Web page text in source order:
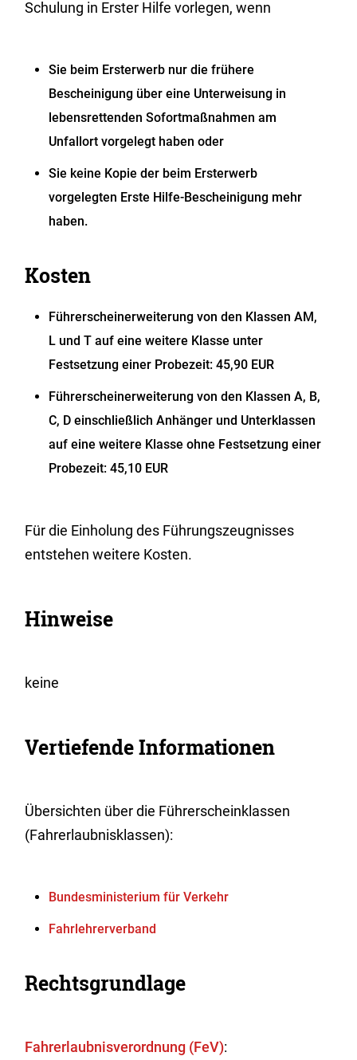
Schulung in Erster Hilfe vorlegen, wenn
Sie beim Ersterwerb nur die frühere
Bescheinigung über eine Unterweisung in
lebensrettenden Sofortmaßnahmen am
Unfallort vorgelegt haben oder
Sie keine Kopie der beim Ersterwerb
vorgelegten Erste Hilfe-Bescheinigung mehr
haben.
Kosten
Führerscheinerweiterung von den Klassen AM,
L und T auf eine weitere Klasse unter
Festsetzung einer Probezeit: 45,90 EUR
Führerscheinerweiterung von den Klassen A, B,
C, D einschließlich Anhänger und Unterklassen
auf eine weitere Klasse ohne Festsetzung einer
Probezeit: 45,10 EUR
Für die Einholung des Führungszeugnisses
entstehen weitere Kosten.
Hinweise
keine
Vertiefende Informationen
Übersichten über die Führerscheinklassen
(Fahrerlaubnisklassen):
Bundesministerium für Verkehr
Fahrlehrerverband
Rechtsgrundlage
Fahrerlaubnisverordnung (FeV):